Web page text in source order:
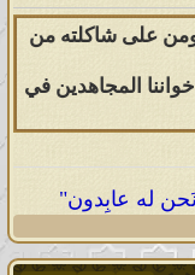
على شاكلته من
المجاهدين في
له عابِدون"